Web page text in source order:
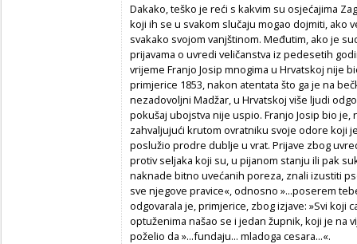
Dakako, teško je reći s kakvim su osjećajima
koji ih se u svakom slučaju mogao dojmiti, ako
svakako svojom vanjštinom. Međutim, ako je
prijavama o uvredi veličanstva iz pedesetih
vrijeme Franjo Josip mnogima u Hrvatskoj nije
primjerice 1853, nakon atentata što ga je na
nezadovoljni Madžar, u Hrvatskoj više ljudi
pokušaj ubojstva nije uspio. Franjo Josip bio
zahvaljujući krutom ovratniku svoje odore koji
poslužio prodre dublje u vrat. Prijave zbog
protiv seljaka koji su, u pijanom stanju ili pak
naknade bitno uvećanih poreza, znali izustiti
sve njegove pravice«, odnosno »...poserem
odgovarala je, primjerice, zbog izjave: »Svi koji
optuženima našao se i jedan župnik, koji je na
poželio da »...fundaju... mladoga cesara...«.